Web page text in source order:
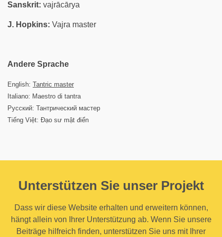
Sanskrit: vajrācārya
J. Hopkins: Vajra master
Andere Sprache
English: Tantric master
Italiano: Maestro di tantra
Русский: Тантрический мастер
Tiếng Việt: Đạo sư mật điển
Unterstützen Sie unser Projekt
Dass wir diese Website erhalten und erweitern können,
hängt allein von Ihrer Unterstützung ab. Wenn Sie unsere
Beiträge hilfreich finden, unterstützen Sie uns mit Ihrer